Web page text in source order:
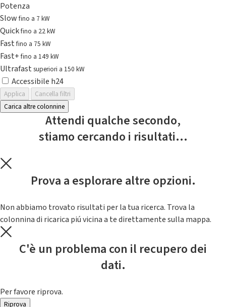
Potenza
Slowfino a 7 kW
Quickfino a 22 kW
Fastfino a 75 kW
Fast+fino a 149 kW
Ultrafast superiori a 150 kW
Accessibile h24
Applica
Cancella filtri
Carica altre colonnine
Attendi qualche secondo,
stiamo cercando i risultati...
Prova a esplorare altre opzioni.
Non abbiamo trovato risultati per la tua ricerca. Trova la
colonnina di ricarica piú vicina a te direttamente sulla mappa.
C'è un problema con il recupero dei
dati.
Per favore riprova.
Riprova